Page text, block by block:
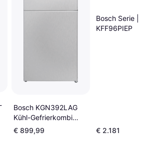
Bosch KGN392LAG
Kühl-Gefrierkombi
Freistehend 112 kWh
€ 899,99
Bosch Serie | 8
KFF96PIEP
€ 2.181